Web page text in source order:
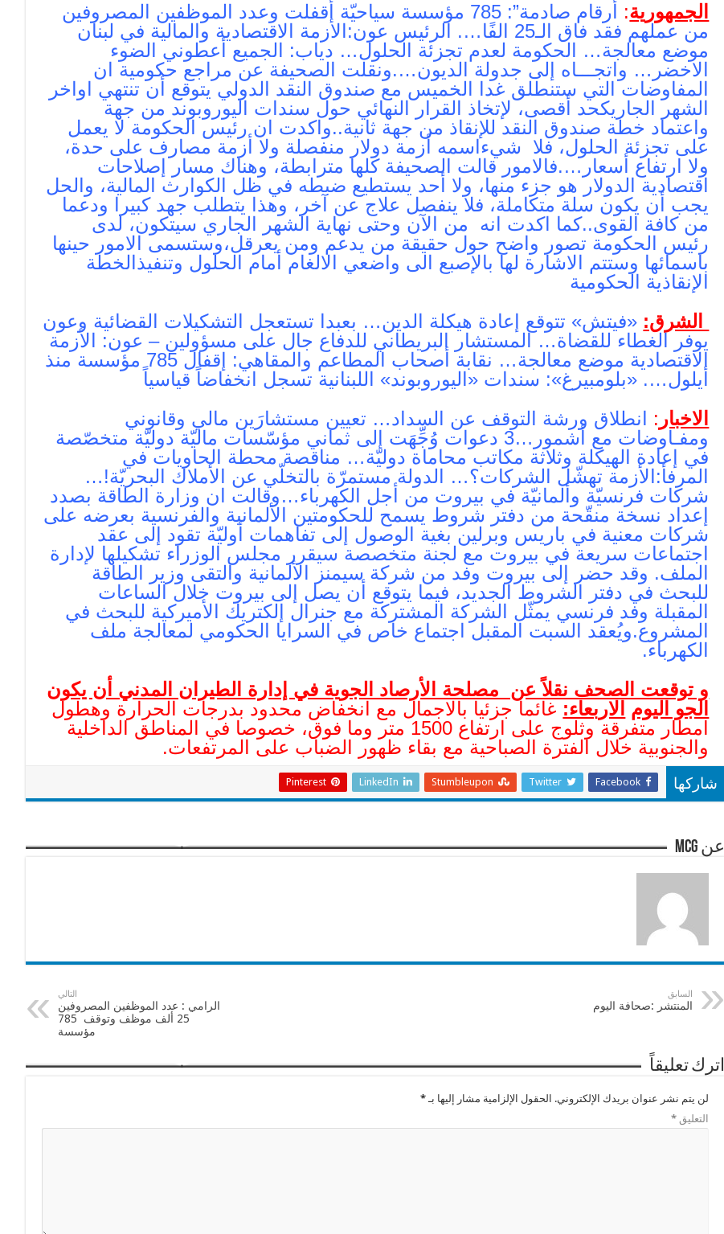
الجمهورية:
أرقام صادمة”: 785 مؤسسة سياحيّة أقفلت وعدد الموظفين المصروفين
من عملهم فقد فاق الـ25 الفًا…. الرئيس عون:الأزمة الاقتصادية والمالية في لبنان
موضع معالجة… الحكومة لعدم تجزئة الحلول… دياب: الجميع أعطوني الضوء
الاخضر… واتجـــاه إلى جدولة الديون….ونقلت الصحيفة عن مراجع حكومية ان
المفاوضات التي ستنطلق غدا الخميس مع صندوق النقد الدولي يتوقع أن تنتهي اواخر
الشهر الجاريكحد أقصى، لإتخاذ القرار النهائي حول سندات اليوروبوند من جهة
واعتماد خطة صندوق النقد للإنقاذ من جهة ثانية..واكدت ان رئيس الحكومة لا يعمل
على تجزئة الحلول، فلا شيء اسمه أزمة دولار منفصلة ولا أزمة مصارف على حدة،
ولا ارتفاع أسعار….فالامور قالت الصحيفة كلها مترابطة، وهناك مسار إصلاحات
اقتصادية الدولار هو جزء منها، ولا أحد يستطيع ضبطه في ظل الكوارث المالية، والحل
يجب أن يكون سلة متكاملة، فلا ينفصل علاج عن آخر، وهذا يتطلب جهد كبيرا ودعما
من كافة القوى..كما اكدت انه من الآن وحتى نهاية الشهر الجاري سيتكون، لدى
رئيس الحكومة تصور واضح حول حقيقة من يدعم ومن يعرقل،وستسمى الامور حينها
باسمائها وستتم الاشارة لها بالإصبع الى واضعي الالغام أمام الحلول وتنفيذالخطة
الإنقاذية الحكومية
الشرق: «فيتش» تتوقع إعادة هيكلة الدين… بعبدا تستعجل التشكيلات القضائية وعون
يوفر الغطاء للقضاة… المستشار البريطاني للدفاع جال على مسؤولين – عون: الأزمة
الاقتصادية موضع معالجة… نقابة أصحاب المطاعم والمقاهي: إقفال 785 مؤسسة منذ
أيلول…. «بلومبيرغ»: سندات «اليوروبوند» اللبنانية تسجل انخفاضاً قياسياً
الاخبار : انطلاق ورشة التوقف عن السداد… تعيين مستشارَين مالي وقانوني
ومفـاوضات مع أشمور…3 دعوات وُجِّهَت إلى ثماني مؤسّسات ماليّة دوليّة متخصّصة
في إعادة الهيكلة وثلاثة مكاتب محاماة دوليّة… مناقصة محطة الحاويات في
المرفأ:الأزمة تهشّل الشركات؟… الدولة مستمرّة بالتخلّي عن الأملاك البحريّة!…
شركات فرنسيّة وألمانيّة في بيروت من أجل الكهرباء…وقالت ان وزارة الطاقة بصدد
إعداد نسخة منقّحة من دفتر شروط يسمح للحكومتين الألمانية والفرنسية بعرضه على
شركات معنية في باريس وبرلين بغية الوصول إلى تفاهمات أوليّة تقود إلى عقد
اجتماعات سريعة في بيروت مع لجنة متخصصة سيقرر مجلس الوزراء تشكيلها لإدارة
الملف. وقد حضر إلى بيروت وفد من شركة سيمنز الألمانية والتقى وزير الطاقة
للبحث في دفتر الشروط الجديد، فيما يتوقع أن يصل إلى بيروت خلال الساعات
المقبلة وفد فرنسي يمثّل الشركة المشتركة مع جنرال إلكتريك الأميركية للبحث في
المشروع.ويُعقد السبت المقبل اجتماع خاص في السرايا الحكومي لمعالجة ملف
الكهرباء.
و توقعت الصحف نقلاً عن مصلحة الأرصاد الجوية في إدارة الطيران المدني أن يكون
الجو اليوم الاربعاء: غائما جزئيا بالاجمال مع انخفاض محدود بدرجات الحرارة وهطول
امطار متفرقة وثلوج على ارتفاع 1500 متر وما فوق، خصوصا في المناطق الداخلية
والجنوبية خلال الفترة الصباحية مع بقاء ظهور الضباب على المرتفعات.
شاركها Facebook
Twitter
Stumbleupon
LinkedIn
Pinterest
عن mcg
السابق
المنتشر :صحافة اليوم
التالي
الرامي : عدد الموظفين المصروفين
25 ألف موظف وتوقف 785
مؤسسة
اترك تعليقاً
لن يتم نشر عنوان بريدك الإلكتروني. الحقول الإلزامية مشار إليها بـ*
التعليق *